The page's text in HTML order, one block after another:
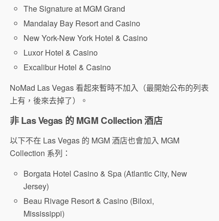
The Signature at MGM Grand
Mandalay Bay Resort and Casino
New York-New York Hotel & Casino
Luxor Hotel & Casino
Excalibur Hotel & Casino
NoMad Las Vegas 看起來暫時不加入（最開始公布的列表
上有，後來去掉了）。
非 Las Vegas 的 MGM Collection 酒店
以下不在 Las Vegas 的 MGM 酒店也會加入 MGM
Collection 系列：
Borgata Hotel Casino & Spa (Atlantic City, New
Jersey)
Beau Rivage Resort & Casino (Biloxi,
Mississippi)